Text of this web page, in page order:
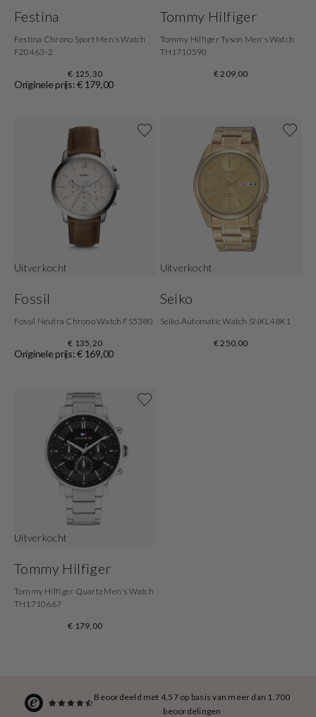
Beoordeeld met 4,57 op basis van meer dan 1.700
beoordelingen
Festina
Festina Chrono Sport Men's Watch
F20463-2
€ 125,30
Originele prijs: € 179,00
Tommy Hilfiger
Tommy Hilfiger Tyson Men's Watch
TH1710590
€ 209,00
Uitverkocht
Fossil
Fossil Neutra Chrono Watch FS5380
€ 135,20
Originele prijs: € 169,00
Uitverkocht
Seiko
Seiko Automatic Watch SNKL48K1
€ 250,00
Uitverkocht
Tommy Hilfiger
Tommy Hilfiger Quartz Men's Watch
TH1710667
€ 179,00